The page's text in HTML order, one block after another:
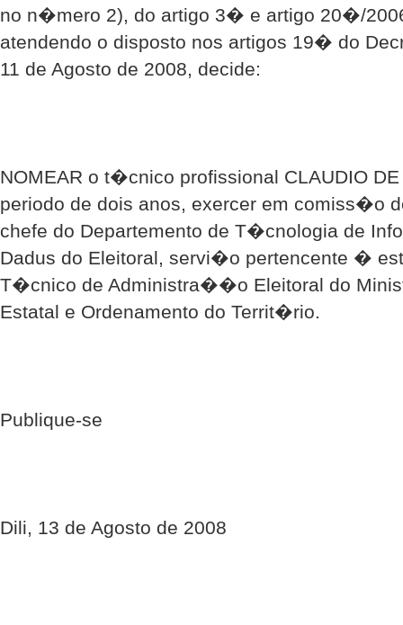
no n�mero 2), do artigo 3� e artigo 20�/
atendendo o disposto nos artigos 19� do
11 de Agosto de 2008, decide:
NOMEAR o t�cnico profissional CLAUDIO
periodo de dois anos, exercer em comiss�o
chefe do Departemento de T�cnologia de
Dadus do Eleitoral, servi�o pertencente �
T�cnico de Administra��o Eleitoral do
Estatal e Ordenamento do Territ�rio.
Publique-se
Dili, 13 de Agosto de 2008